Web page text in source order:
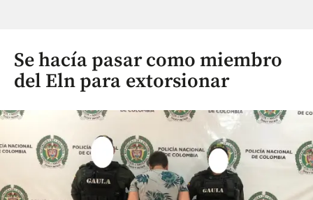
Se hacía pasar como miembro
del Eln para extorsionar